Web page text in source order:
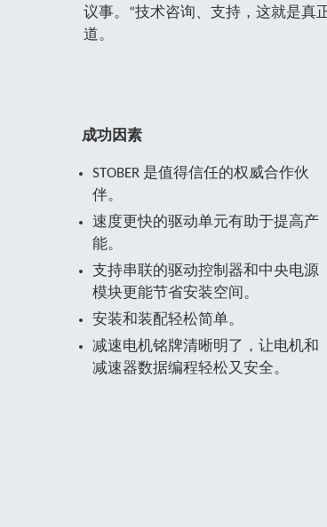
议事。“技术咨询、支持，这就是真
道。
成功因素
STOBER 是值得信任的权威合作伙
伴。
速度更快的驱动单元有助于提高产
能。
支持串联的驱动控制器和中央电源
模块更能节省安装空间。
安装和装配轻松简单。
减速电机铭牌清晰明了，让电机和
减速器数据编程轻松又安全。